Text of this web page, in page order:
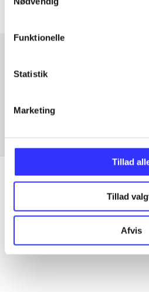
Funktionelle
Statistik
Marketing
Tillad
Tillad
Afvis
Artikler med samme
Artikler
Alle registrerede artikler fordelt